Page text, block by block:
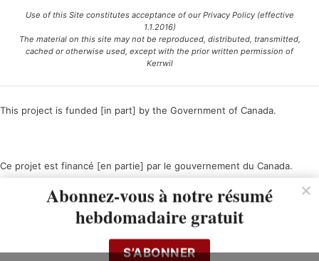
Use of this Site constitutes acceptance of our Privacy Policy (effective
1.1.2016)
The material on this site may not be reproduced, distributed, transmitted,
cached or otherwise used, except with the prior written permission of
Kerrwil
This project is funded [in part] by the Government of Canada.
Ce projet est financé [en partie] par le gouvernement du Canada.
Abonnez-vous à notre résumé
hebdomadaire gratuit
S’ABONNER